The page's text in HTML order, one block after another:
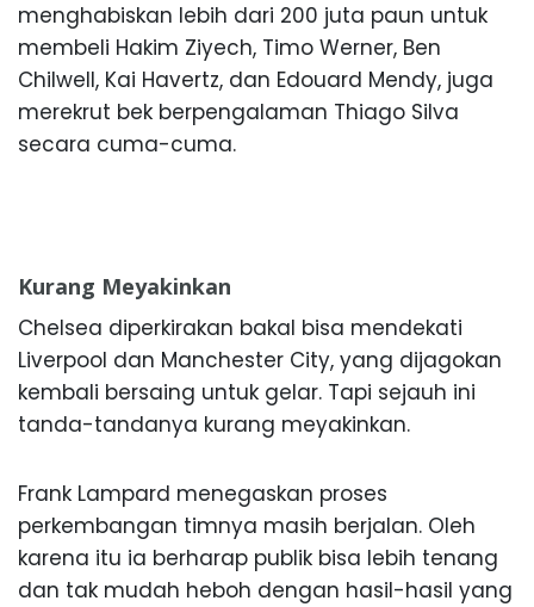
menghabiskan lebih dari 200 juta paun untuk
membeli Hakim Ziyech, Timo Werner, Ben
Chilwell, Kai Havertz, dan Edouard Mendy, juga
merekrut bek berpengalaman Thiago Silva
secara cuma-cuma.
Kurang Meyakinkan
Chelsea diperkirakan bakal bisa mendekati
Liverpool dan Manchester City, yang dijagokan
kembali bersaing untuk gelar. Tapi sejauh ini
tanda-tandanya kurang meyakinkan.
Frank Lampard menegaskan proses
perkembangan timnya masih berjalan. Oleh
karena itu ia berharap publik bisa lebih tenang
dan tak mudah heboh dengan hasil-hasil yang